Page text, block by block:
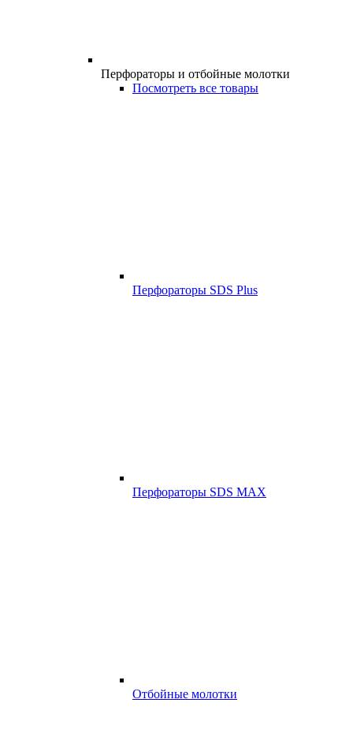
Перфораторы и отбойные молотки
Посмотреть все товары
Перфораторы SDS Plus
Перфораторы SDS MAX
Отбойные молотки